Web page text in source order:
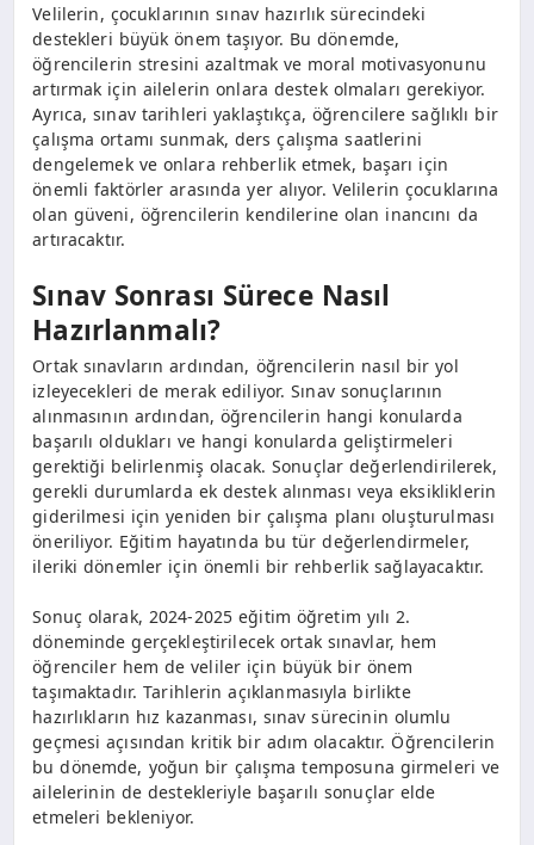
Velilerin, çocuklarının sınav hazırlık sürecindeki
destekleri büyük önem taşıyor. Bu dönemde,
öğrencilerin stresini azaltmak ve moral motivasyonunu
artırmak için ailelerin onlara destek olmaları gerekiyor.
Ayrıca, sınav tarihleri yaklaştıkça, öğrencilere sağlıklı bir
çalışma ortamı sunmak, ders çalışma saatlerini
dengelemek ve onlara rehberlik etmek, başarı için
önemli faktörler arasında yer alıyor. Velilerin çocuklarına
olan güveni, öğrencilerin kendilerine olan inancını da
artıracaktır.
Sınav Sonrası Sürece Nasıl
Hazırlanmalı?
Ortak sınavların ardından, öğrencilerin nasıl bir yol
izleyecekleri de merak ediliyor. Sınav sonuçlarının
alınmasının ardından, öğrencilerin hangi konularda
başarılı oldukları ve hangi konularda geliştirmeleri
gerektiği belirlenmiş olacak. Sonuçlar değerlendirilerek,
gerekli durumlarda ek destek alınması veya eksikliklerin
giderilmesi için yeniden bir çalışma planı oluşturulması
öneriliyor. Eğitim hayatında bu tür değerlendirmeler,
ileriki dönemler için önemli bir rehberlik sağlayacaktır.
Sonuç olarak, 2024-2025 eğitim öğretim yılı 2.
döneminde gerçekleştirilecek ortak sınavlar, hem
öğrenciler hem de veliler için büyük bir önem
taşımaktadır. Tarihlerin açıklanmasıyla birlikte
hazırlıkların hız kazanması, sınav sürecinin olumlu
geçmesi açısından kritik bir adım olacaktır. Öğrencilerin
bu dönemde, yoğun bir çalışma temposuna girmeleri ve
ailelerinin de destekleriyle başarılı sonuçlar elde
etmeleri bekleniyor.